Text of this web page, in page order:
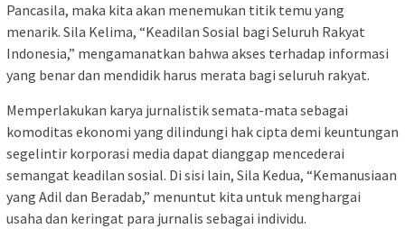
Pancasila, maka kita akan menemukan titik temu yang
menarik. Sila Kelima, “Keadilan Sosial bagi Seluruh Rakyat
Indonesia,” mengamanatkan bahwa akses terhadap informasi
yang benar dan mendidik harus merata bagi seluruh rakyat.
Memperlakukan karya jurnalistik semata-mata sebagai
komoditas ekonomi yang dilindungi hak cipta demi keuntungan
segelintir korporasi media dapat dianggap mencederai
semangat keadilan sosial. Di sisi lain, Sila Kedua, “Kemanusiaan
yang Adil dan Beradab,” menuntut kita untuk menghargai
usaha dan keringat para jurnalis sebagai individu.